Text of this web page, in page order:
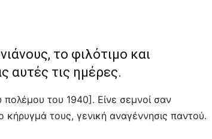
το φιλότιμο και
αυτές τις ημέρες.
πολέμου του 1940]. Είνε σεμνοί σαν
τους, γενική αναγέννησις παντού.